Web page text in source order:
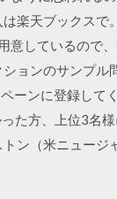
楽天ブックス
意しているので
ョンのサンプ
ーンに登録して
た方、上位3名
ン（米ニュー